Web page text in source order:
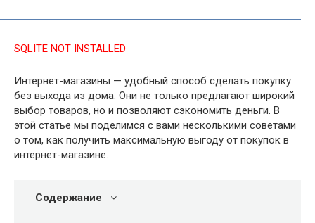
SQLITE NOT INSTALLED
Интернет-магазины — удобный способ сделать покупку
без выхода из дома. Они не только предлагают широкий
выбор товаров, но и позволяют сэкономить деньги. В
этой статье мы поделимся с вами несколькими советами
о том, как получить максимальную выгоду от покупок в
интернет-магазине.
Содержание